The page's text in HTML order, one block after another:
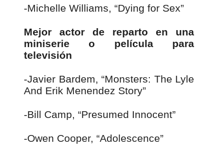
-Michelle Williams, “Dying for Sex”
Mejor actor de reparto en una
miniserie o película para
televisión
-Javier Bardem, “Monsters: The Lyle
And Erik Menendez Story”
-Bill Camp, “Presumed Innocent”
-Owen Cooper, “Adolescence”